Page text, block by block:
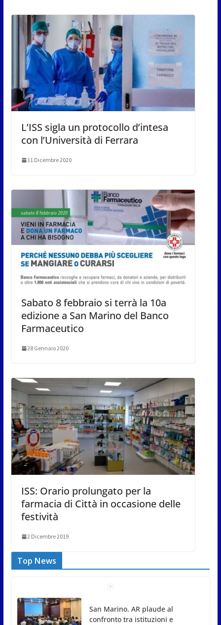
L’ISS sigla un protocollo d’intesa
con l’Università di Ferrara
11 Dicembre 2020
Sabato 8 febbraio si terrà la 10a
edizione a San Marino del Banco
Farmaceutico
28 Gennaio 2020
ISS: Orario prolungato per la
farmacia di Città in occasione delle
festività
2 Dicembre 2019
Top News
Pioggia e grandine a Fanano.
Allagata caserma dei pompieri